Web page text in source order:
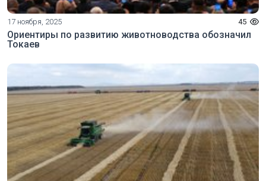
17 ноября, 2025 45
Ориентиры по развитию животноводства обозначил
Токаев